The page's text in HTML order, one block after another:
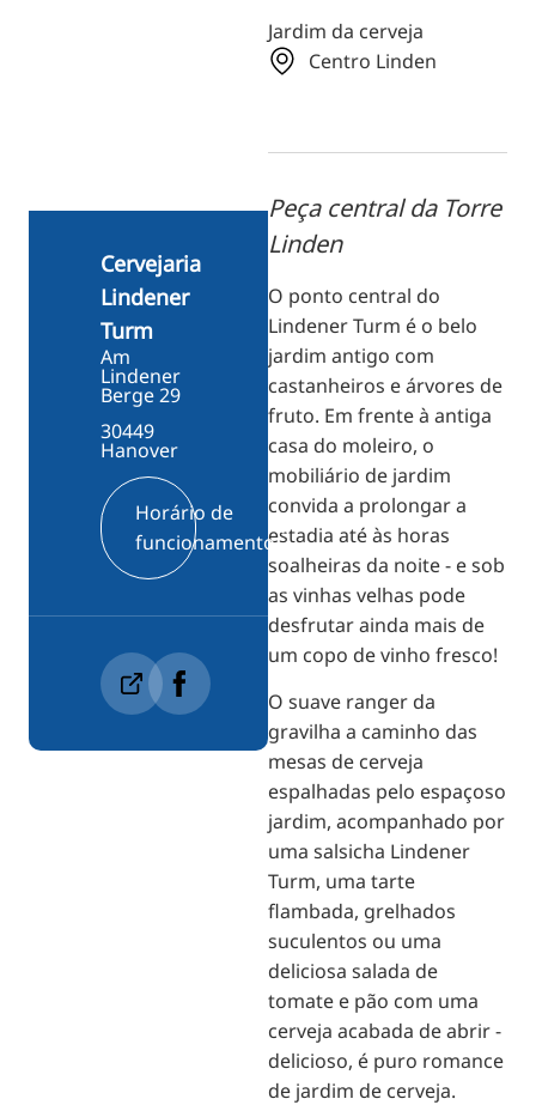
Jardim da cerveja
Centro Linden
Peça central da Torre
Linden
O ponto central do
Lindener Turm é o belo
jardim antigo com
castanheiros e árvores de
fruto. Em frente à antiga
casa do moleiro, o
mobiliário de jardim
convida a prolongar a
estadia até às horas
soalheiras da noite - e sob
as vinhas velhas pode
desfrutar ainda mais de
um copo de vinho fresco!
O suave ranger da
gravilha a caminho das
mesas de cerveja
espalhadas pelo espaçoso
jardim, acompanhado por
uma salsicha Lindener
Turm, uma tarte
flambada, grelhados
suculentos ou uma
deliciosa salada de
tomate e pão com uma
cerveja acabada de abrir -
delicioso, é puro romance
de jardim de cerveja.
Cervejaria
Lindener
Turm
Am
Lindener
Berge 29
30449
Hanover
Horário de
funcionamento